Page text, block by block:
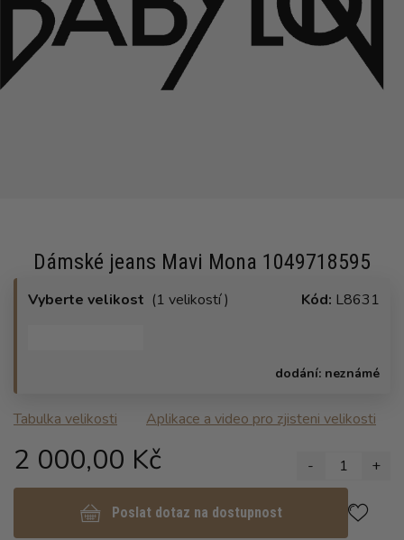
Dámské jeans Mavi Mona 1049718595
Vyberte velikost (1 velikostí ) Kód: L8631
dodání: neznámé
Tabulka velikosti Aplikace a video pro zjisteni velikosti
2 000,00 Kč - 1 +
Poslat dotaz na dostupnost